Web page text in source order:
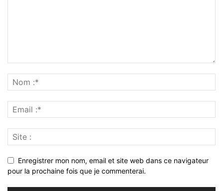
Enregistrer mon nom, email et site web dans ce navigateur
pour la prochaine fois que je commenterai.